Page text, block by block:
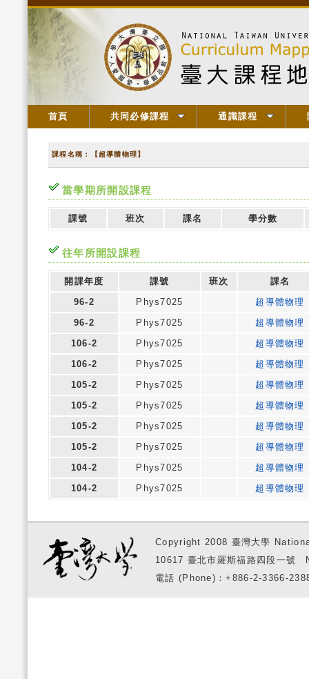
首頁 共同必修課程 通識課程
課程名稱：【超導體物理】
當學期所開設課程
課號 班次 課名 學分數
往年所開設課程
開課年度 課號 班次
課名
96-2
Phys7025
超導體物理
96-2
Phys7025
超導體物理
106-2
Phys7025
超導體物理
106-2
Phys7025
超導體物理
105-2
Phys7025
超導體物理
105-2
Phys7025
超導體物理
105-2
Phys7025
超導體物理
105-2
Phys7025
超導體物理
104-2
Phys7025
超導體物理
104-2
Phys7025 超導體物理
Copyright 2008 臺灣大學
10617 臺北市羅斯福路四段一
電話 (Phone)：+886-2-3366-